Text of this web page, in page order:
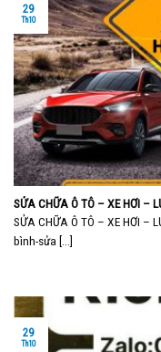
SỬA CHỮA Ô TÔ – XE HƠI –
SỬA CHỮA Ô TÔ – XE HƠI –
bình-sửa [...]
29
Th10
29
Th10